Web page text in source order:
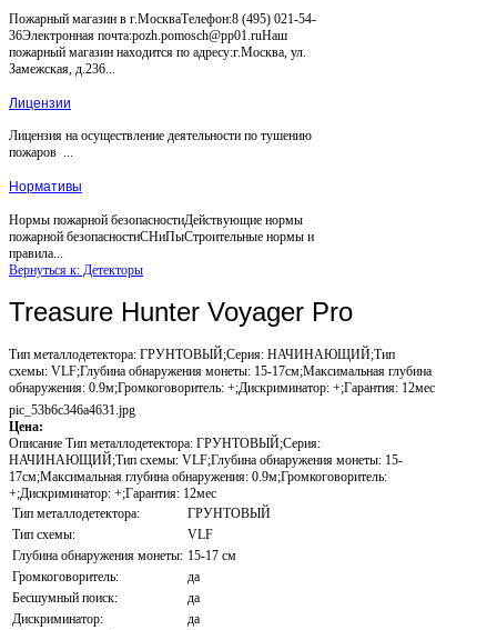
Пожарный магазин в г.МоскваТелефон:8 (495) 021-54-
36Электронная почта:pozh.pomosch@pp01.ruНаш
пожарный магазин находится по адресу:г.Москва, ул.
Замежская, д.236...
Лицензии
Лицензия на осуществление деятельности по тушению
пожаров ...
Нормативы
Нормы пожарной безопасностиДействующие нормы
пожарной безопасностиСНиПыСтроительные нормы и
правила...
Вернуться к: Детекторы
Treasure Hunter Voyager Pro
Тип металлодетектора: ГРУНТОВЫЙ;Серия: НАЧИНАЮЩИЙ;Тип
схемы: VLF;Глубина обнаружения монеты: 15-17см;Максимальная глубина
обнаружения: 0.9м;Громкоговоритель: +;Дискриминатор: +;Гарантия: 12мес
pic_53b6c346a4631.jpg
Цена:
Описание Тип металлодетектора: ГРУНТОВЫЙ;Серия:
НАЧИНАЮЩИЙ;Тип схемы: VLF;Глубина обнаружения монеты: 15-
17см;Максимальная глубина обнаружения: 0.9м;Громкоговоритель:
+;Дискриминатор: +;Гарантия: 12мес
Тип металлодетектора:
ГРУНТОВЫЙ
Тип схемы:
VLF
Глубина обнаружения монеты: 15-17 см
Громкоговоритель:
да
Бесшумный поиск:
да
Дискриминатор:
да